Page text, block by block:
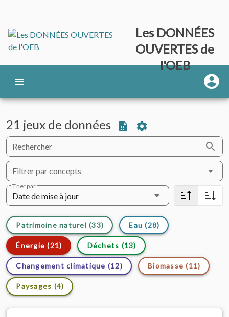
Les DONNÉES
OUVERTES de
l'OEB
21 jeux de données
Rechercher
Filtrer par concepts
Trier par
Date de mise à jour
Patrimoine naturel (33) Eau (28)
Énergie (21) Déchets (13)
Changement climatique (12) Biomasse (11)
Paysages (4)